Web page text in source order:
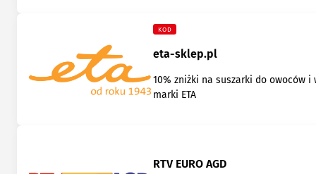
KOD
eta-sklep.pl
10% zniżki na suszarki do owoców i
marki ETA
RTV EURO AGD